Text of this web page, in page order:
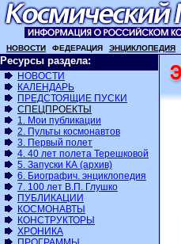
НОВОСТИ ФЕДЕРАЦИЯ ЭНЦИКЛОПЕДИЯ
Ресурсы раздела:
НОВОСТИ
КАЛЕНДАРЬ
ПРЕДСТОЯЩИЕ ПУСКИ
СПЕЦПРОЕКТЫ
1. Мои публикации
2. Пульты космонавтов
3. Первый полет
4. 40 лет полета Терешковой
5. Запуски КА (архив)
6. Биографич. энциклопедия
7. 100 лет В.П. Глушко
ПУБЛИКАЦИИ
КОСМОНАВТЫ
КОНСТРУКТОРЫ
ХРОНИКА